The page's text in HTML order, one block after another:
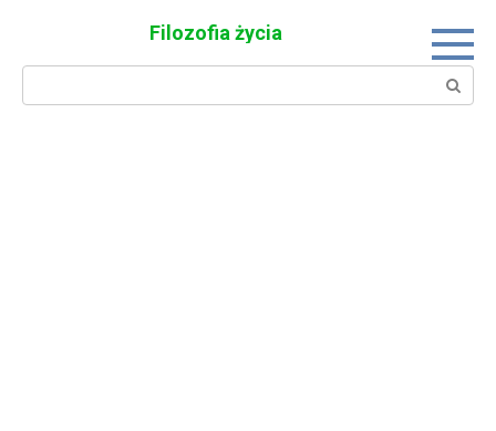
Filozofia życia
Search: